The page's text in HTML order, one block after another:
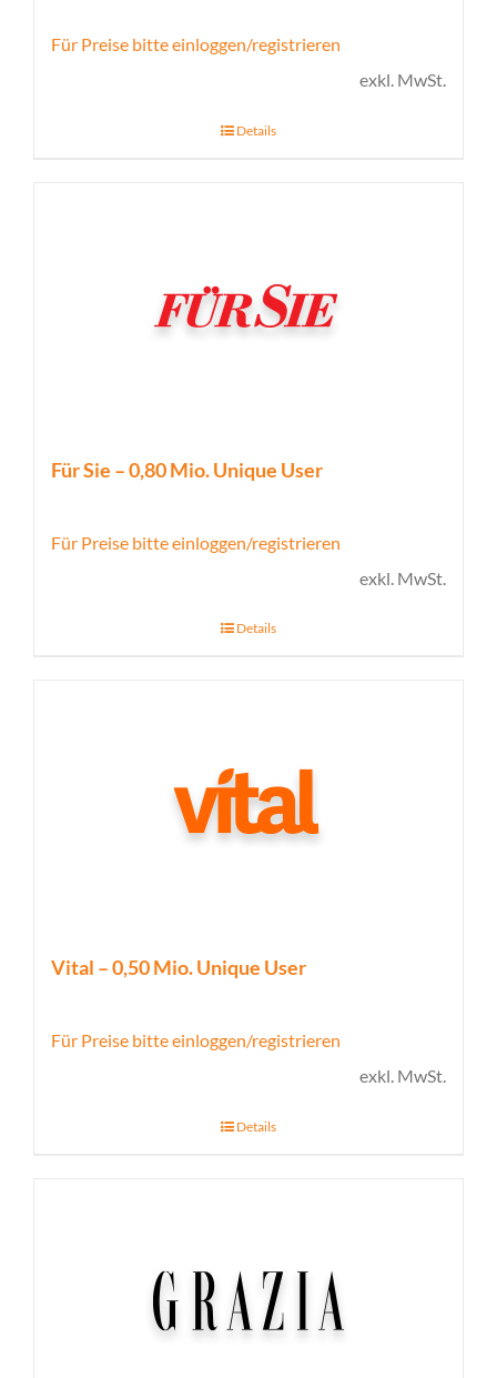
Für Preise bitte einloggen/registrieren
exkl. MwSt.
Details
Für Sie – 0,80 Mio. Unique User
Für Preise bitte einloggen/registrieren
exkl. MwSt.
Details
Vital – 0,50 Mio. Unique User
Für Preise bitte einloggen/registrieren
exkl. MwSt.
Details